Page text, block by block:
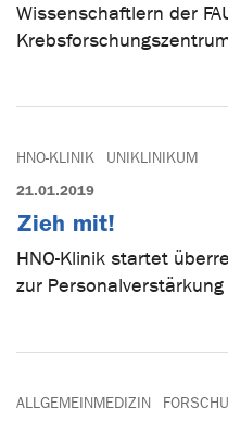
Wissenschaftlern der
HNO-KLINIK UNIKLINIKUM
21.01.2019
Zieh mit!
HNO-Klinik startet
zur Personalverstärkung
ALLGEMEINMEDIZIN